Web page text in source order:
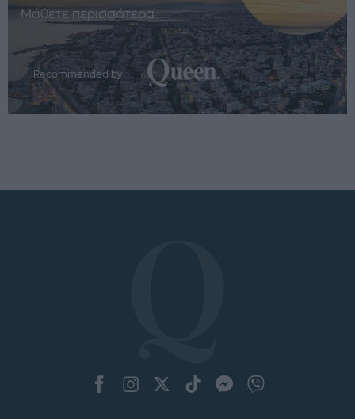
Μάθετε περισσότερα
Recommended by